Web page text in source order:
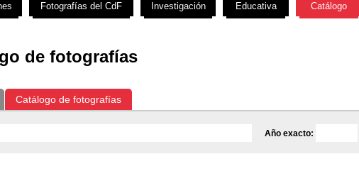
de fotografías
Catálogo de fotografías
Año exacto:
Fotografías del CdF Investigación Educativa Catálogo